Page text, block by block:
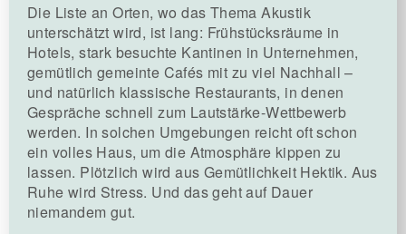
Die Liste an Orten, wo das Thema Akustik
unterschätzt wird, ist lang: Frühstücksräume in
Hotels, stark besuchte Kantinen in Unternehmen,
gemütlich gemeinte Cafés mit zu viel Nachhall –
und natürlich klassische Restaurants, in denen
Gespräche schnell zum Lautstärke-Wettbewerb
werden. In solchen Umgebungen reicht oft schon
ein volles Haus, um die Atmosphäre kippen zu
lassen. Plötzlich wird aus Gemütlichkeit Hektik. Aus
Ruhe wird Stress. Und das geht auf Dauer
niemandem gut.